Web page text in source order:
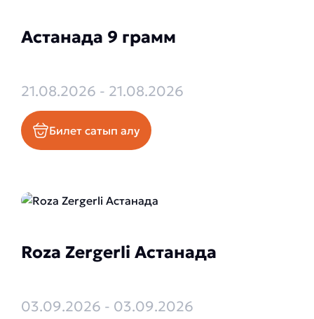
Астанада 9 грамм
21.08.2026 - 21.08.2026
Билет сатып алу
Roza Zergerli Астанада
03.09.2026 - 03.09.2026